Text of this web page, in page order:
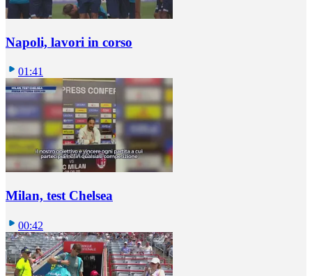
Napoli, lavori in corso
01:41
Milan, test Chelsea
00:42